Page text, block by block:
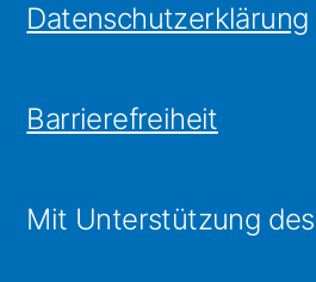
Datenschutzerklärung
Barrierefreiheit
Mit Unterstützung